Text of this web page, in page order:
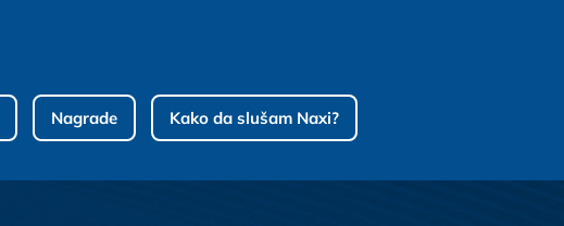
Nagrade Kako da slušam Naxi?